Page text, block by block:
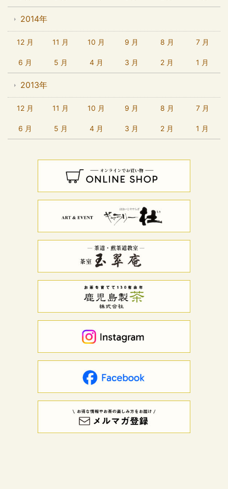
2014年
12 月 11 月 10 月 9 月 8 月 7 月
6 月 5 月 4 月 3 月 2 月 1 月
2013年
12 月 11 月 10 月 9 月 8 月 7 月
6 月 5 月 4 月 3 月 2 月 1 月